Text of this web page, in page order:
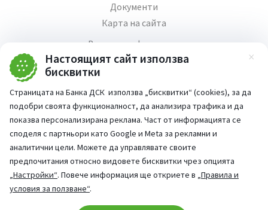
Настоящият сайт използва
бисквитки
Страницата на Банка ДСК използва „бисквитки“ (cookies), за да
подобри своята функционалност, да анализира трафика и да
показва персонализирана реклама. Част от информацията се
споделя с партньори като Google и Meta за рекламни и
аналитични цели. Можете да управлявате своите
предпочитания относно видовете бисквитки чрез опцията
„Настройки“. Повече информация ще откриете в „Правила и
условия за ползване“.
Документи
Карта на сайта
Валутна информация
Правила и условия за използване на уебсайт
Продажба на имоти
Кариери
Декларация за достъпност